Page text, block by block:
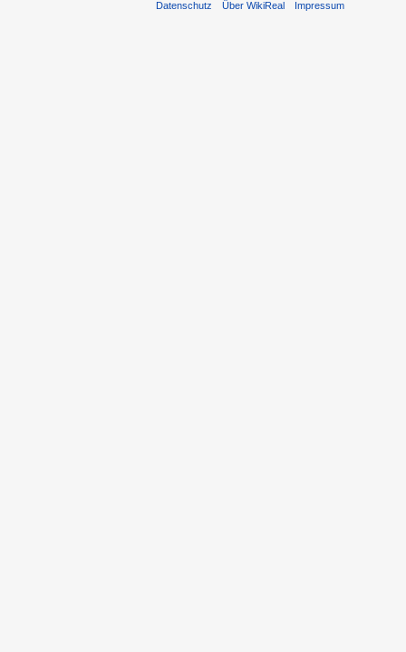
Datenschutz Über WikiReal Impressum